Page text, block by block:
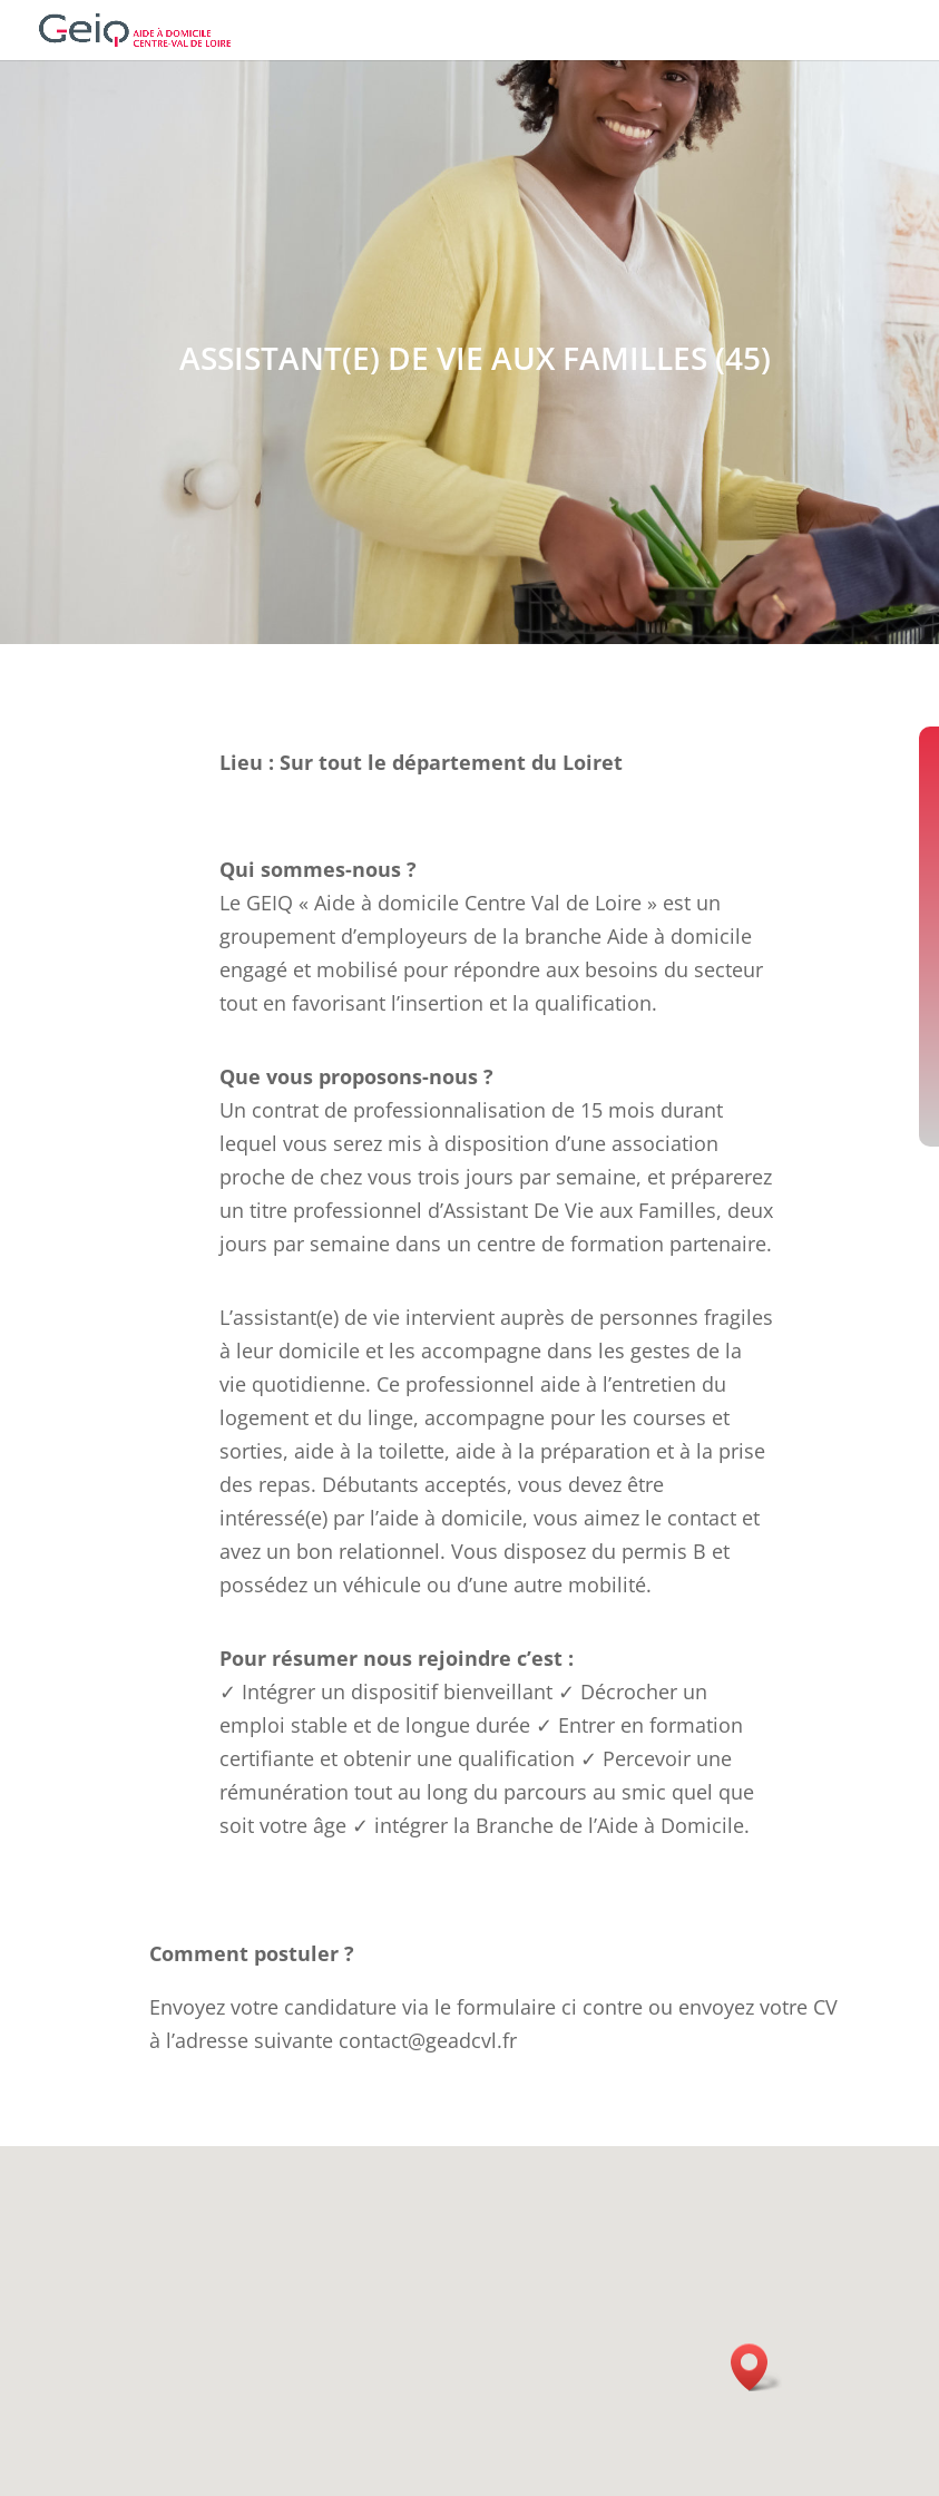
ASSISTANT(E) DE VIE AUX FAMILLES (45)
Lieu : Sur tout le département du Loiret
Qui sommes-nous ?
Le GEIQ « Aide à domicile Centre Val de Loire » est un
groupement d’employeurs de la branche Aide à domicile
engagé et mobilisé pour répondre aux besoins du secteur
tout en favorisant l’insertion et la qualification.
Que vous proposons-nous ?
Un contrat de professionnalisation de 15 mois durant
lequel vous serez mis à disposition d’une association
proche de chez vous trois jours par semaine, et préparerez
un titre professionnel d’Assistant De Vie aux Familles, deux
jours par semaine dans un centre de formation partenaire.
L’assistant(e) de vie intervient auprès de personnes fragiles
à leur domicile et les accompagne dans les gestes de la
vie quotidienne. Ce professionnel aide à l’entretien du
logement et du linge, accompagne pour les courses et
sorties, aide à la toilette, aide à la préparation et à la prise
des repas. Débutants acceptés, vous devez être
intéressé(e) par l’aide à domicile, vous aimez le contact et
avez un bon relationnel. Vous disposez du permis B et
possédez un véhicule ou d’une autre mobilité.
Pour résumer nous rejoindre c’est :
✓ Intégrer un dispositif bienveillant ✓ Décrocher un
emploi stable et de longue durée ✓ Entrer en formation
certifiante et obtenir une qualification ✓ Percevoir une
rémunération tout au long du parcours au smic quel que
soit votre âge ✓ intégrer la Branche de l’Aide à Domicile.
Comment postuler ?
Envoyez votre candidature via le formulaire ci contre ou envoyez votre CV
à l’adresse suivante contact@geadcvl.fr